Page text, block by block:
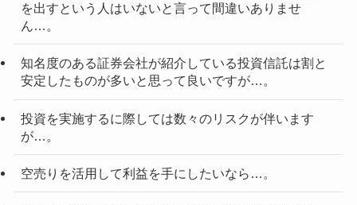
を出すという人はいないと言って間違いありませ
ん…。
知名度のある証券会社が紹介している投資信託は割と
安定したものが多いと思って良いですが…。
投資を実施するに際しては数々のリスクが伴います
が…。
空売りを活用して利益を手にしたいなら…。